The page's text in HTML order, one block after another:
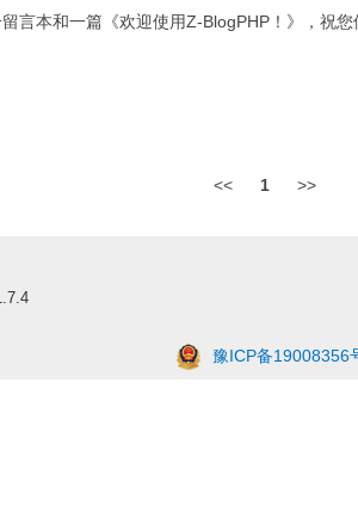
言本和一篇《欢迎使用Z-BlogPHP！》，祝
<< 1 >>
豫ICP备19008356